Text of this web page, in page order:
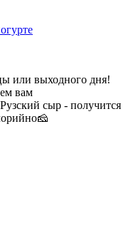
или выходного дня!
вам
сыр - получится